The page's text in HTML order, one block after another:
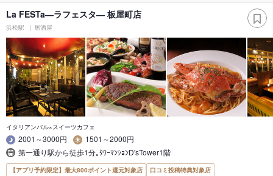
La FESTa―ラフェスタ― 板屋町店
浜松駅 居酒屋
イタリアンバル×スイーツカフェ
2001～3000円
1501～2000円
第一通り駅から徒歩1分｡ﾀﾜｰﾏﾝｼｮﾝD'sTower1階
【アプリ予約限定】最大800ポイント還元対象店
口コミ投稿特典対象店